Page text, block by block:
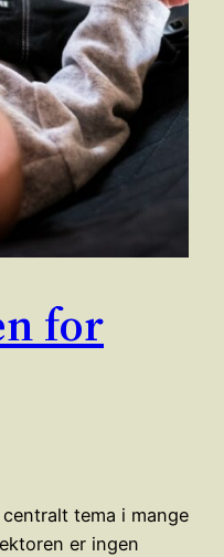
for
tema i mange
er ingen